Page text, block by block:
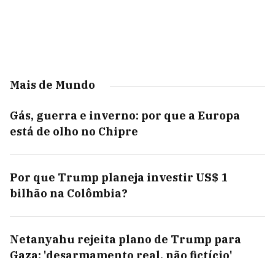
Mais de Mundo
Gás, guerra e inverno: por que a Europa
está de olho no Chipre
Por que Trump planeja investir US$ 1
bilhão na Colômbia?
Netanyahu rejeita plano de Trump para